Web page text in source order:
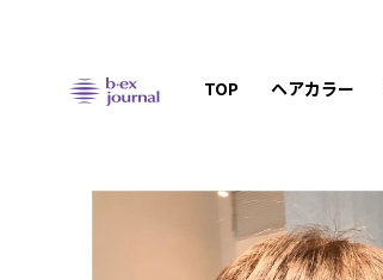
TOP ヘアカラー